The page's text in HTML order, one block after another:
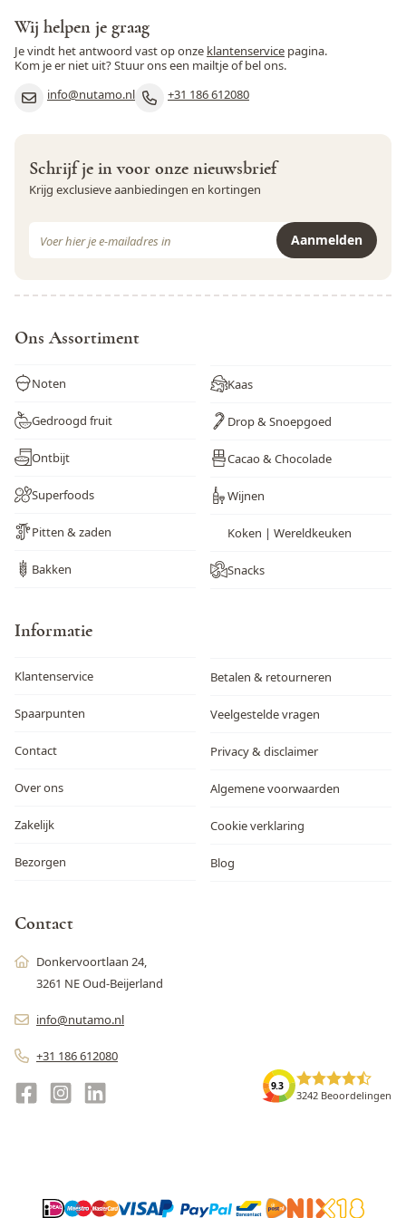
Serveertempratuur
Kleur Vol robijnrood
Aroma's van jam, rood fruit,
Smaak
Complex, krachtig, vol,
zwart fruit, kruiden, vanille
Geen 18, geen alcohol
Alcoholconsumptie schaadt
in Franse vaten.
Wij helpen je graag
Je vindt het antwoord vast op onze klantenservice pagina.
Kom je er niet uit? Stuur ons een mailtje of bel ons.
info@nutamo.nl
+31 186 612080
Schrijf je in voor onze nieuwsbrief
Krijg exclusieve aanbiedingen en kortingen
Aanmelden
Ons Assortiment
Noten
Gedroogd fruit
Ontbijt
Superfoods
Pitten & zaden
Bakken
Kaas
Drop & Snoepgoed
Cacao & Chocolade
Wijnen
Koken | Wereldkeuken
Snacks
Informatie
Klantenservice
Spaarpunten
Contact
Over ons
Zakelijk
Bezorgen
Betalen & retourneren
Veelgestelde vragen
Privacy & disclaimer
Algemene voorwaarden
Cookie verklaring
Blog
Contact
Donkervoortlaan 24,
3261 NE Oud-Beijerland
info@nutamo.nl
+31 186 612080
9.3
3242 Beoordelingen